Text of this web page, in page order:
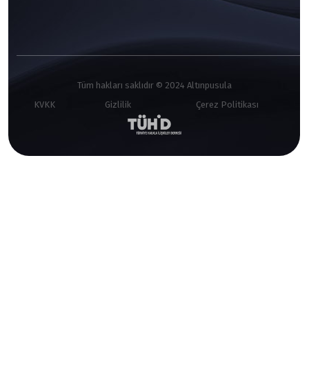
Tüm hakları saklıdır © 2024 Altınpusula
KVKK
Gizlilik Çerez Politikası